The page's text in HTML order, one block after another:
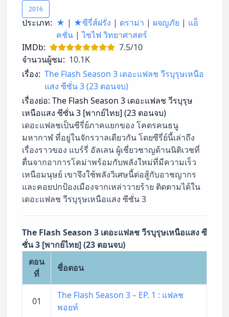
2016
ประเภท: ★ | ★ซีรี่ส์ฝรั่ง | ดราม่า | ผจญภัย | แอ็
คชั่น |ไซไฟ วิทยาศาสตร์
IMDb:
7.5/10
จำนวนผู้ชม: 10.1K
เรื่อง: The Flash Season 3 เดอะแฟลช วีรบุรุษเหนือ
แสง ซีซั่น 3 (23 ตอนจบ)
เรื่องย่อ: The Flash Season 3 เดอะแฟลช วีรบุรุษ
เหนือแสง ซีซั่น 3 [พากย์ไทย] (23 ตอนจบ)
เดอะแฟลชเป็นซีรี่ย์ภาคแยกของ โคตรคนธนู
มหากาฬ ที่อยู่ในจักรวาลเดียวกัน โดยซีรี่ย์นี้เล่าถึง
เรื่องราวของ แบร์รี่ อัลเลน ผู้เชี่ยวชาญด้านนิติเวชที่
ตื่นจากอาการโคม่าพร้อมกับพลังใหม่ที่มีความเร็ว
เหนือมนุษย์ เขาจึงใช้พลังวิเศษนี้ต่อสู้กับอาชญากร
และคอยปกป้องเมืองจากเหล่าวายร้าย ติดตามได้ใน
เดอะแฟลช วีรบุรุษเหนือแสง ซีซั่น 3
The Flash Season 3 เดอะแฟลช วีรบุรุษเหนือแสง ซี
ซั่น 3 [พากย์ไทย] (23 ตอนจบ)
ตอน
ที่
ชื่อตอน
01
The Flash Season 3 – EP. 1 : แฟลช
พอยท์